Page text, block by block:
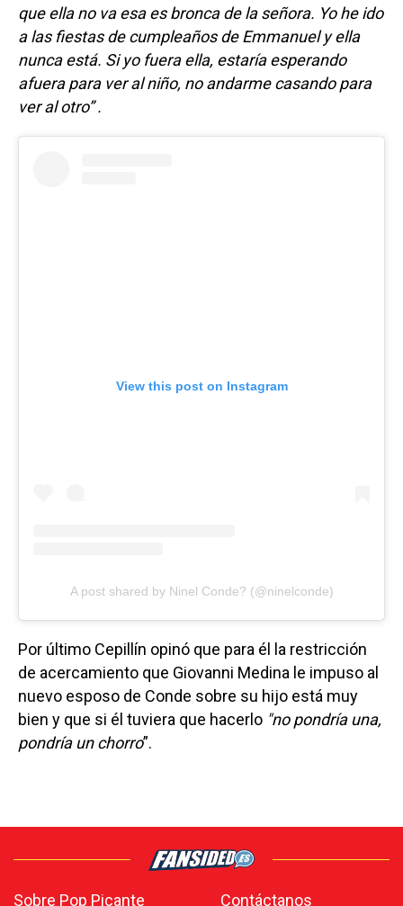
que ella no va esa es bronca de la señora. Yo he ido
a las fiestas de cumpleaños de Emmanuel y ella
nunca está. Si yo fuera ella, estaría esperando
afuera para ver al niño, no andarme casando para
ver al otro” .
View this post on Instagram
A post shared by Ninel Conde? (@ninelconde)
Por último Cepillín opinó que para él la restricción
de acercamiento que Giovanni Medina le impuso al
nuevo esposo de Conde sobre su hijo está muy
bien y que si él tuviera que hacerlo "no pondría una,
pondría un chorro”.
Sobre Pop Picante Contáctanos